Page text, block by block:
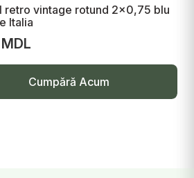
retro vintage rotund 2x0,75 blu
Italia
Cumpără Acum